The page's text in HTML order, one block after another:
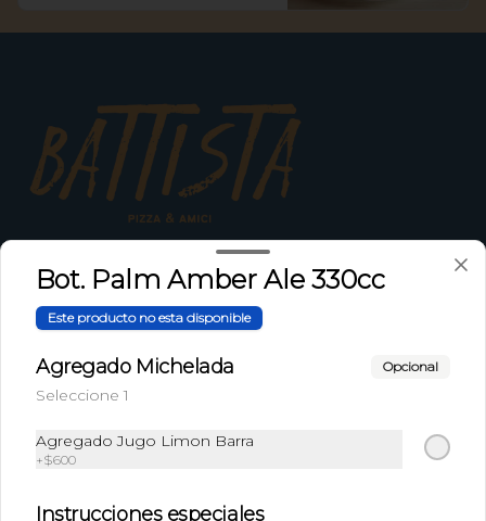
Conócenos
Zona de Delivery
Política de privacidad
Instagram
Bot. Palm Amber Ale 330cc
Este producto no esta disponible
Agregado Michelada Opcional
Seleccione 1
Agregado Jugo Limon Barra
+$600
Instrucciones especiales